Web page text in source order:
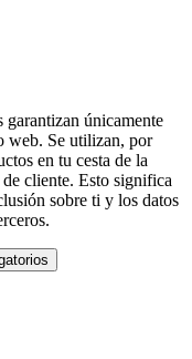
garantizan únicamente
web. Se utilizan, por
en tu cesta de la
cliente. Esto significa
sobre ti y los datos